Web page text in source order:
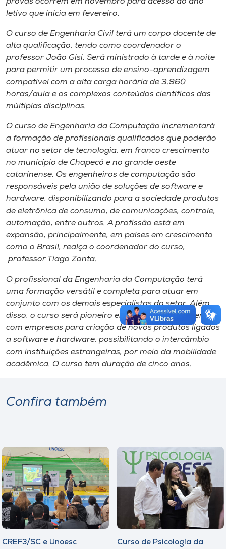
letivo que inicia em fevereiro.
O curso de Engenharia Civil terá um corpo docente de
alta qualificação, tendo como coordenador o
professor João Gisi. Será ministrado à tarde e à noite
para permitir um processo de ensino-aprendizagem
compatível com a alta carga horária de 3.960
horas/aula e os complexos conteúdos científicos das
múltiplas disciplinas.
O curso de Engenharia da Computação incrementará
a formação de profissionais qualificados que poderão
atuar no setor de tecnologia, em franco crescimento
no município de Chapecó e no grande oeste
catarinense. Os engenheiros de computação são
responsáveis pela união de soluções de software e
hardware, disponibilizando para a sociedade produtos
de eletrônica de consumo, de comunicações, controle,
automação, entre outros. A profissão está em
expansão, principalmente, em países em crescimento
como o Brasil, realça o coordenador do curso,
professor Tiago Zonta.
O profissional da Engenharia da Computação terá
uma formação versátil e completa para atuar em
conjunto com os demais especialistas do setor. Além
disso, o curso será pioneiro em projetos em parceria
com empresas para criação de novos produtos ligados
a software e hardware, possibilitando o intercâmbio
com instituições estrangeiras, por meio da mobilidade
acadêmica. O curso tem duração de cinco anos.
Confira também
CREF3/SC e Unoesc Curso de Psicologia da